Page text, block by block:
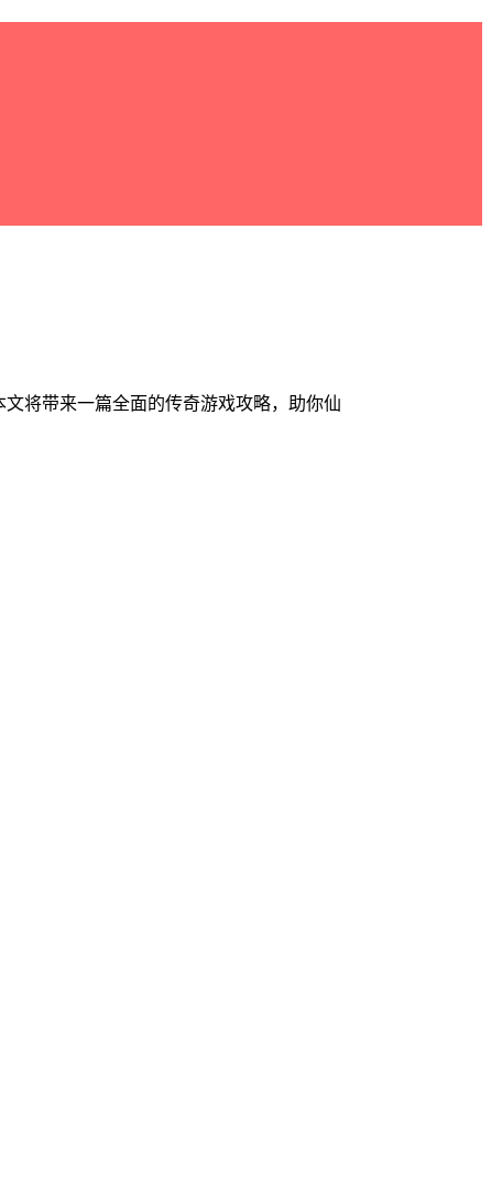
将带来一篇全面的传奇游戏攻略，助你仙